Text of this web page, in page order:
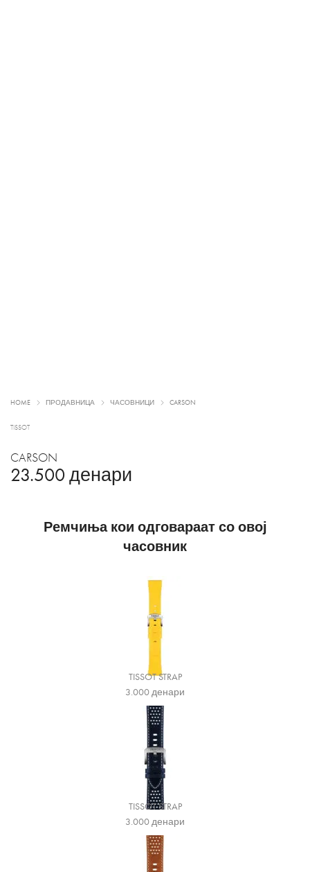
HOME ПРОДАВНИЦА ЧАСОВНИЦИ CARSON
TISSOT
CARSON
23.500 денари
Ремчиња кои одговараат со овој
часовник
TISSOT STRAP
3.000денари
TISSOT STRAP
3.000денари